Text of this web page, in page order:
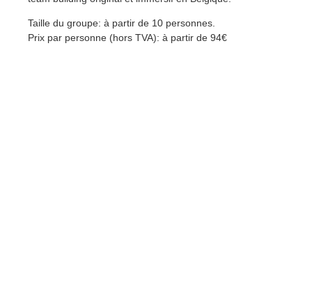
Taille du groupe: à partir de 10 personnes.
Prix par personne (hors TVA): à partir de 94€